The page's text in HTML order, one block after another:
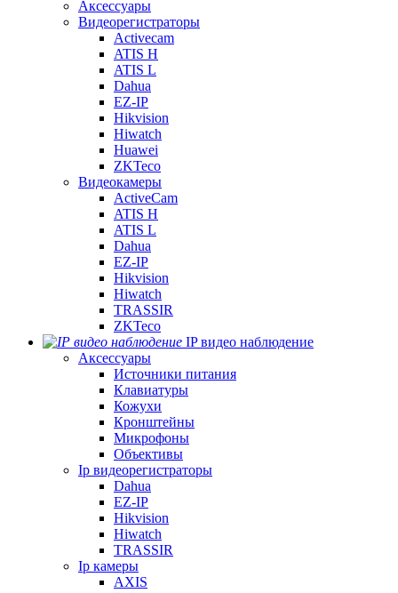
Аксессуары
Видеорегистраторы
Activecam
ATIS H
ATIS L
Dahua
EZ-IP
Hikvision
Hiwatch
Huawei
ZKTeco
Видеокамеры
ActiveCam
ATIS H
ATIS L
Dahua
EZ-IP
Hikvision
Hiwatch
TRASSIR
ZKTeco
IP видео наблюдение
Аксессуары
Источники питания
Клавиатуры
Кожухи
Кронштейны
Микрофоны
Объективы
Ip видеорегистраторы
Dahua
EZ-IP
Hikvision
Hiwatch
TRASSIR
Ip камеры
AXIS